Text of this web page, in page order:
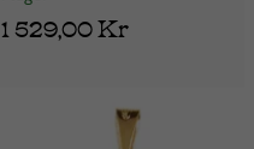
1 529,00 Kr